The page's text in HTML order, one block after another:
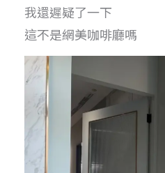
我還遲疑了一下
這不是網美咖啡廳嗎